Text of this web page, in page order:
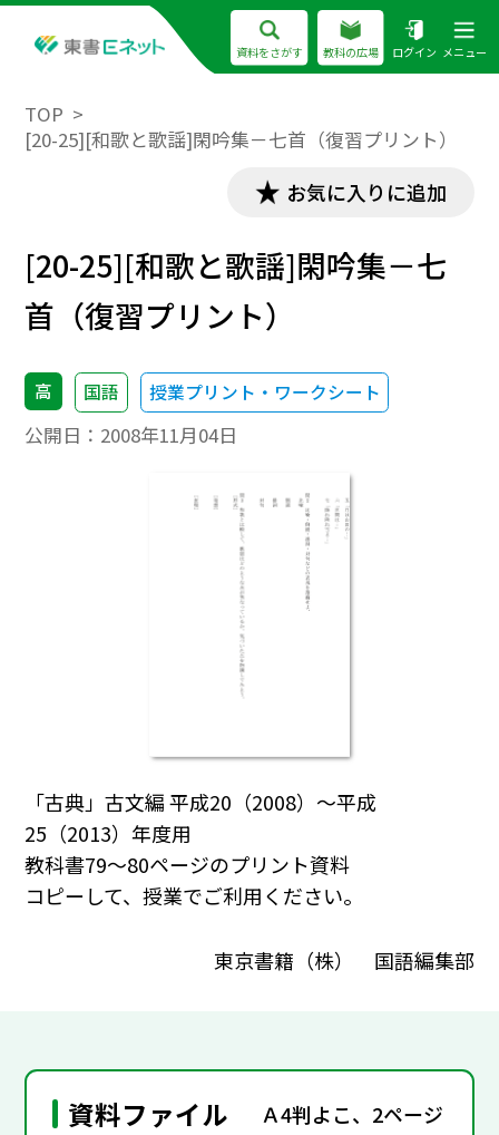
資料をさがす 教科の広場 ログイン メニュー
TOP
[20-25][和歌と歌謡]閑吟集－七首（復習プリント）
お気に入りに追加
[20-25][和歌と歌謡]閑吟集－七
首（復習プリント）
高 国語 授業プリント・ワークシート
公開日： 2008年11月04日
「古典」古文編 平成20（2008）～平成
25（2013）年度用
教科書79～80ページのプリント資料
コピーして、授業でご利用ください。
東京書籍（株） 国語編集部
資料ファイル Ａ4判よこ、2ページ